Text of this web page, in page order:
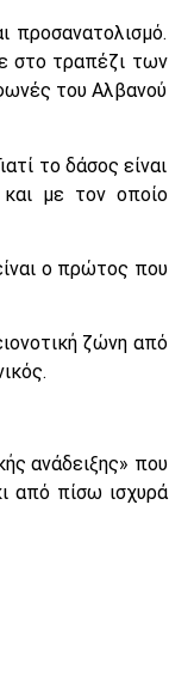
προσανατολισμό.
στο τραπέζι των
του Αλβανού
το δάσος είναι
με τον οποίο
ο πρώτος που
ζώνη από
ανάδειξης» που
από πίσω ισχυρά